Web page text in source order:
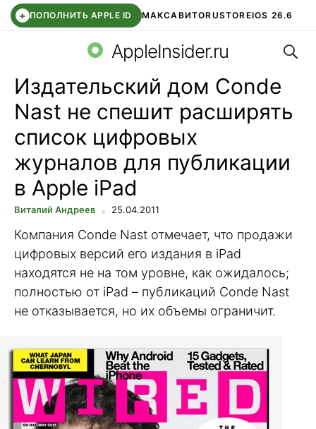
+ ПОПОЛНИТЬ APPLE ID МАКСАВИТОRUSTOREIOS 26.6
СБЕР КИДС ВТБ ОНЛАЙН ЧАТ В ROBLOX
AppleInsider.ru
Издательский дом Conde
Nast не спешит расширять
список цифровых
журналов для публикации
в Apple iPad
Виталий Андреев 25.04.2011
Компания Conde Nast отмечает, что продажи
цифровых версий его издания в iPad
находятся не на том уровне, как ожидалось;
полностью от iPad – публикаций Conde Nast
не отказывается, но их объемы ограничит.